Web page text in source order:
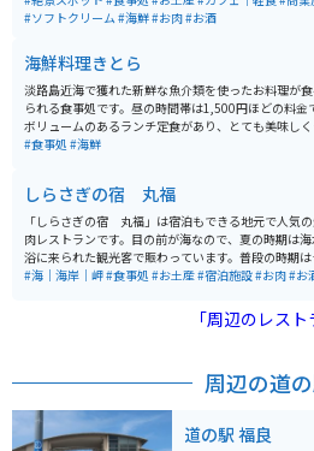
では地元の山海の幸を使った美味しい食事が楽しめま
ーフと淡路島の玉ねぎをふんだんに使った名物「淡路バ
ーガー」が食べれます。
#ソフトクリーム#海鮮#お肉#お酒
海鮮料理きとら
淡路島近海で獲れた新鮮な魚介類を使ったお料理が
られる食事処です。昼の時間帯は1,500円ほどの料金
ボリュームのあるランチ定食があり、とても美味し
ただけます。一品料理から各種定食、会席料金まで幅広
#食事処 #海鮮
しらさぎの宿 丸福
「しらさぎの宿 丸福」は宿泊もできる地元で人気
肉レストランです。目の前が海なので、夏の時期は
浴に来られた観光客で賑わっています。普段の時期
美味しい焼肉とともにハンバーグなどのランチメニュ
す。海岸沿いのポツンとありますので、知る人ぞ知る
#海｜海岸｜岬#食事処 #お土産#宿泊施設#お肉#お
「周辺のレス
周辺の道
道の駅 福良